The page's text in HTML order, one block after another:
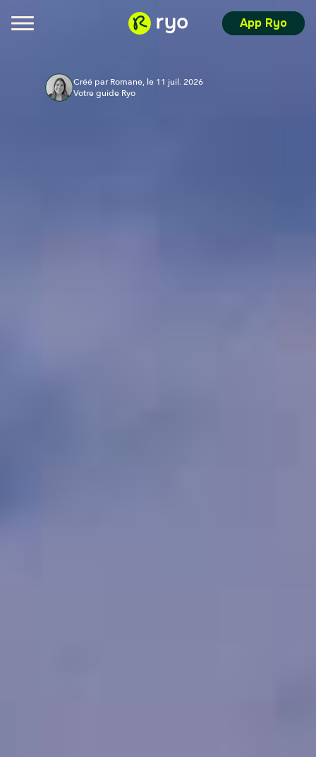
App Ryo
Créé par Romane, le 11 juil. 2026
Votre guide Ryo